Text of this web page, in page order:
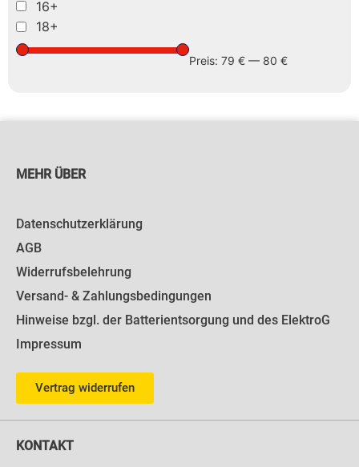
16+
18+
Preis: 79 € — 80 €
MEHR ÜBER
Datenschutzerklärung
AGB
Widerrufsbelehrung
Versand- & Zahlungsbedingungen
Hinweise bzgl. der Batterientsorgung und des ElektroG
Impressum
Vertrag widerrufen
KONTAKT